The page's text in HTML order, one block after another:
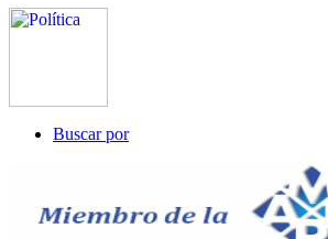
Buscar por